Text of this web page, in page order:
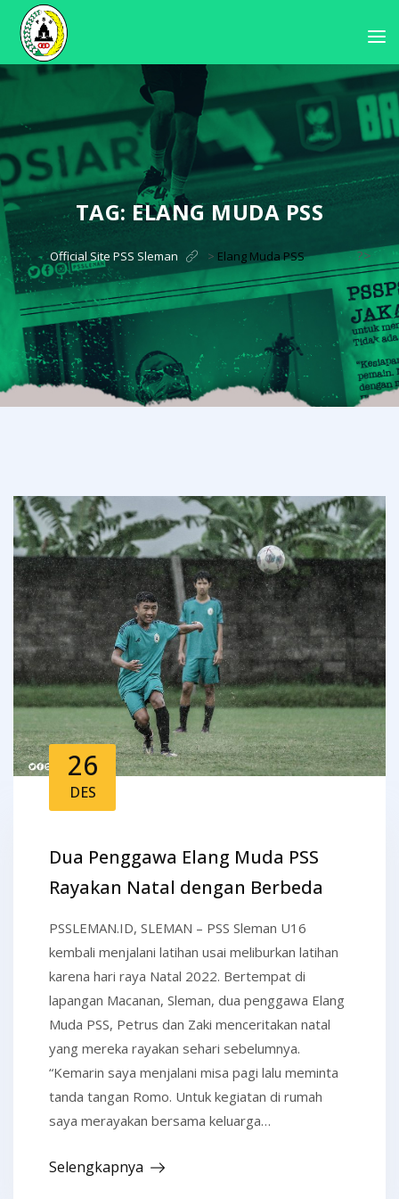
TAG:ELANG MUDA PSS
Official Site PSS Sleman > Elang Muda PSS ?>
26
DES
Dua Penggawa Elang Muda PSS
Rayakan Natal dengan Berbeda
PSSLEMAN.ID, SLEMAN – PSS Sleman U16
kembali menjalani latihan usai meliburkan latihan
karena hari raya Natal 2022. Bertempat di
lapangan Macanan, Sleman, dua penggawa Elang
Muda PSS, Petrus dan Zaki menceritakan natal
yang mereka rayakan sehari sebelumnya.
“Kemarin saya menjalani misa pagi lalu meminta
tanda tangan Romo. Untuk kegiatan di rumah
saya merayakan bersama keluarga…
Selengkapnya